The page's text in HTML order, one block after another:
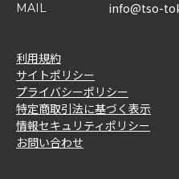
MAIL info@tso-
利用規約
サイトポリシー
プライバシーポリシー
特定商取引法に基づく表示
情報セキュリティポリシー
お問い合わせ